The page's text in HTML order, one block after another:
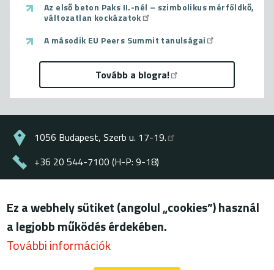
Az első beton Paks II.-nél – szimbolikus mérföldkő,
változatlan kockázatok
A második EU Peers Summit tanulságai
Tovább a blogra!
1056 Budapest, Szerb u. 17-19.
+36 20 544-7100 (H-P: 9-18)
Lábléc
© ENERGIAKLUB - minden jog fenntartva
felhasználási feltételek
Ez a webhely sütiket (angolul „cookies”) használ
a legjobb működés érdekében.
További információk